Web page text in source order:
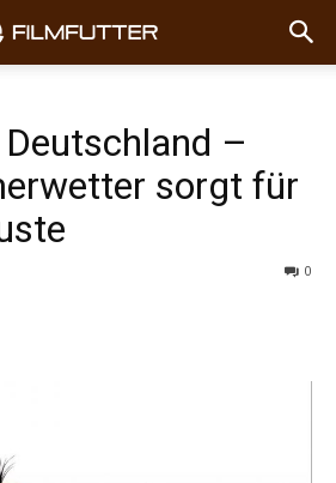
–
sorgt für
0